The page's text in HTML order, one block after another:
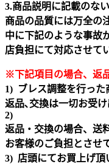
3.商品説明に記載のな
商品の品質には万全の
中に下記のような事故
店負担にて対応させて
※下記項目の場合、返
1) ブレス調整を行った
返品､交換は一切お受
2)
返品・交換の場合、送
お客様のご負担とさせ
3) 店頭にてお買上げ頂